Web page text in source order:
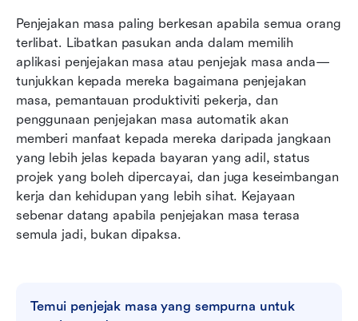
Penjejakan masa paling berkesan apabila semua orang
terlibat. Libatkan pasukan anda dalam memilih
aplikasi penjejakan masa atau penjejak masa anda—
tunjukkan kepada mereka bagaimana penjejakan
masa, pemantauan produktiviti pekerja, dan
penggunaan penjejakan masa automatik akan
memberi manfaat kepada mereka daripada jangkaan
yang lebih jelas kepada bayaran yang adil, status
projek yang boleh dipercayai, dan juga keseimbangan
kerja dan kehidupan yang lebih sihat. Kejayaan
sebenar datang apabila penjejakan masa terasa
semula jadi, bukan dipaksa.
Temui penjejak masa yang sempurna untuk